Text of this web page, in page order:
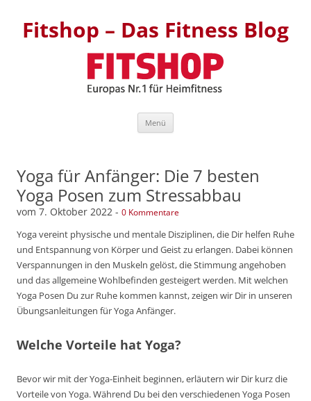
Fitshop – Das Fitness Blog
Menü
Yoga für Anfänger: Die 7 besten
Yoga Posen zum Stressabbau
vom 7. Oktober 2022 - 0 Kommentare
Yoga vereint physische und mentale Disziplinen, die Dir helfen Ruhe
und Entspannung von Körper und Geist zu erlangen. Dabei können
Verspannungen in den Muskeln gelöst, die Stimmung angehoben
und das allgemeine Wohlbefinden gesteigert werden. Mit welchen
Yoga Posen Du zur Ruhe kommen kannst, zeigen wir Dir in unseren
Übungsanleitungen für Yoga Anfänger.
Welche Vorteile hat Yoga?
Bevor wir mit der Yoga-Einheit beginnen, erläutern wir Dir kurz die
Vorteile von Yoga. Während Du bei den verschiedenen Yoga Posen